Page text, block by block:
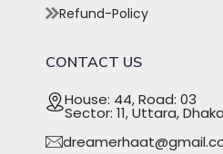
Refund-Policy
CONTACT US
House: 44, Road: 03
Sector: 11, Uttara,